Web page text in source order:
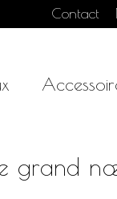
Contact
grand